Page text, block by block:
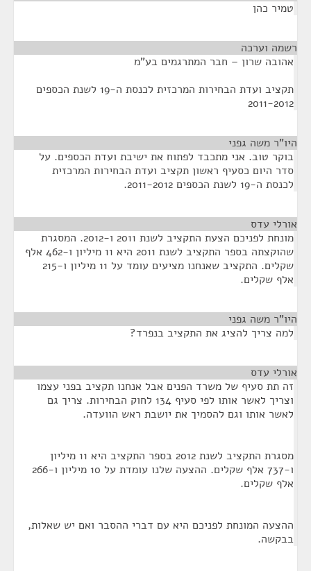
טמיר כהן
רשמה וערכה
אהובה שרון – חבר המתרגמים בע"מ
תקציב ועדת הבחירות המרכזית לכנסת ה-19 לשנת הכספים
2011-2012
היו"ר משה גפני
בוקר טוב. אני מתכבד לפתוח את ישיבת ועדת הכספים. על
סדר היום כסעיף ראשון תקציב ועדת הבחירות המרכזית
לכנסת ה-19 לשנת הכספים 2011-2012.
אורלי עדס
מונחת לפניכם הצעת התקציב לשנת 2011 ו-2012. המסגרת
שהוקצתה בספר התקציב לשנת 2011 היא 11 מיליון ו-462 אלף
שקלים. התקציב שאנחנו מציעים עומד על 11 מיליון ו-215
אלף שקלים.
היו"ר משה גפני
למה צריך להציג את התקציב בנפרד?
אורלי עדס
זה תת סעיף של משרד הפנים אבל אנחנו תקציב בפני עצמו
וצריך לאשר אותו לפי סעיף 134 לחוק הבחירות. צריך גם
לאשר אותו וגם להסמיך את יושבת ראש הוועדה.
מסגרת התקציב לשנת 2012 בספר התקציב היא 11 מיליון
ו-737 אלף שקלים. ההצעה שלנו עומדת על 10 מיליון ו-266
אלף שקלים.
ההצעה המונחת לפניכם היא עם דברי ההסבר ואם יש שאלות,
בבקשה.